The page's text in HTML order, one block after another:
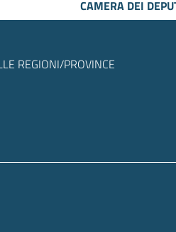
CAMERA DEI
REGIONI/PROVINCE